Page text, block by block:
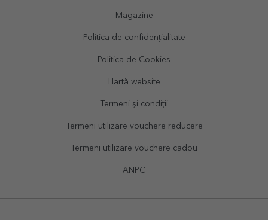
Magazine
Politica de confidențialitate
Politica de Cookies
Hartă website
Termeni și condiții
Termeni utilizare vouchere reducere
Termeni utilizare vouchere cadou
ANPC